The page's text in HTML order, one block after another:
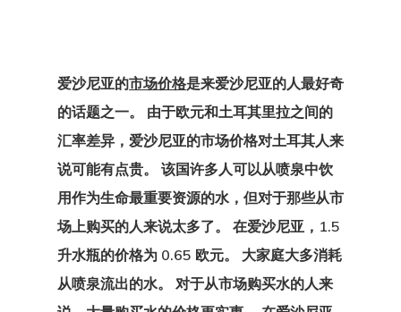
爱沙尼亚的市场价格是来爱沙尼亚的人最好奇
的话题之一。 由于欧元和土耳其里拉之间的
汇率差异 ，爱沙尼亚的市场价格对土耳其人来
说可能有点贵。 该国许多人可以从喷泉中饮
用作为生命最重要资源的水，但对于那些从市
场上购买的人来说太多了。 在爱沙尼亚，1.5
升水瓶的价格为 0.65 欧元。 大家庭大多消耗
从喷泉流出的水。 对于从市场购买水的人来